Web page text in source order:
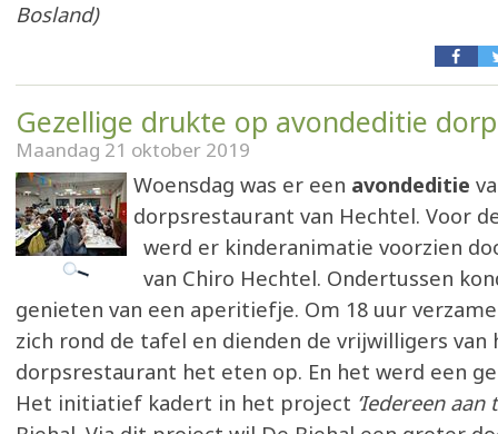
Bosland)
Gezellige drukte op avondeditie
Maandag 21 oktober 2019
Woensdag was er een avondeditie
dorpsrestaurant van Hechtel. Voor
werd er kinderanimatie voorzien
van Chiro Hechtel. Ondertussen
genieten van een aperitiefje. Om 18 uur
zich rond de tafel en dienden de vrijwilligers van
dorpsrestaurant het eten op. En het werd een
Het initiatief kadert in het project ‘Iedereen aan